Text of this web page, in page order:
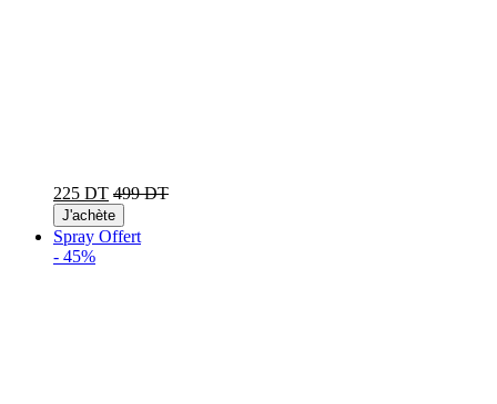
225 DT 499 DT
J'achète
Spray Offert
- 45%